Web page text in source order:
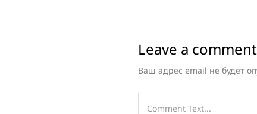
Leave a comment
Ваш адрес email не будет